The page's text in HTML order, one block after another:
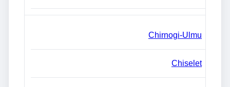
Chirnogi-Ulmu
Chiselet